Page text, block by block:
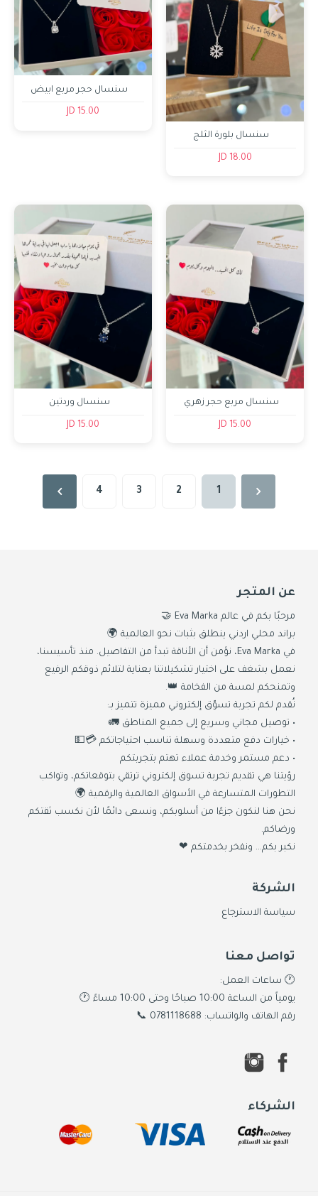
سنسال بلورة الثلج
18.00 JD
سنسال حجر مربع ابيض
15.00 JD
سنسال مربع حجر زهري
15.00 JD
سنسال وردتين
15.00 JD
1
2
3
4
عن المتجر
مرحبًا بكم في عالم Eva Marka 🤝
براند محلي اردني ينطلق بثبات نحو العالمية 🌍
في Eva Marka، نؤمن أن الأناقة تبدأ من التفاصيل. منذ تأسيسنا،
نعمل بشغف على اختيار تشكيلاتنا بعناية لتلائم ذوقكم الرفيع
وتمنحكم لمسة من الفخامة 👑.
نُقدم لكم تجربة تسوّق إلكتروني مميزة تتميز بـ:
• توصيل مجاني وسريع إلى جميع المناطق 🚛
• خيارات دفع متعددة وسهلة تناسب احتياجاتكم 💳💵
• دعم مستمر وخدمة عملاء تهتم بتجربتكم
رؤيتنا هي تقديم تجربة تسوق إلكتروني ترتقي بتوقعاتكم، وتواكب
التطورات المتسارعة في الأسواق العالمية والرقمية 🌍
نحن هنا لنكون جزءًا من أسلوبكم، ونسعى دائمًا لأن نكسب ثقتكم
ورضاكم.
نكبر بكم… ونفخر بخدمتكم ❤
الشركة
سياسة الاسترجاع
تواصل معنا
🕐 ساعات العمل:
يومياً من الساعة 10:00 صباحًا وحتى 10:00 مساءً 🕐
رقم الهاتف والواتساب: 0781118688 📞
الشركاء